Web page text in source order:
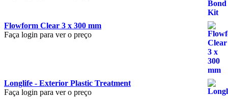
Flowform Clear 3 x 300 mm
Faça login para ver o preço
Longlife - Exterior Plastic Treatment
Faça login para ver o preço